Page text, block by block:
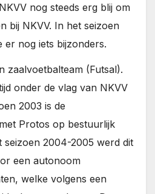
nog steeds erg blij om
bij NKVV. In het seizoen
er nog iets bijzonders.
zaalvoetbalteam (Futsal).
onder de vlag van NKVV
2003 is de
Protos op bestuurlijk
seizoen 2004-2005 werd dit
een autonoom
welke volgens een